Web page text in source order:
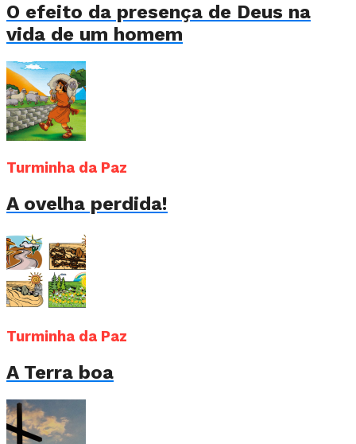
O efeito da presença de Deus na
vida de um homem
Turminha da Paz
A ovelha perdida!
Turminha da Paz
A Terra boa